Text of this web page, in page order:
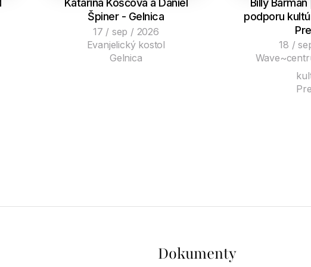
Katarína Koščová a Daniel
Špiner - Gelnica
17 / sep / 2026
Evanjelický kostol
Gelnica
Billy
podporu
18 /
Dokumenty